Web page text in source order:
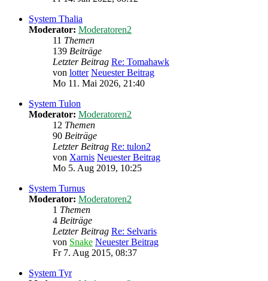
System Thalia
Moderator: Moderatoren2
11 Themen
139 Beiträge
Letzter Beitrag Re: Tomahawk
von lotter Neuester Beitrag
Mo 11. Mai 2026, 21:40
System Tulon
Moderator: Moderatoren2
12 Themen
90 Beiträge
Letzter Beitrag Re: tulon2
von Xarnis Neuester Beitrag
Mo 5. Aug 2019, 10:25
System Turnus
Moderator: Moderatoren2
1 Themen
4 Beiträge
Letzter Beitrag Re: Selvaris
von Snake Neuester Beitrag
Fr 7. Aug 2015, 08:37
System Tyr